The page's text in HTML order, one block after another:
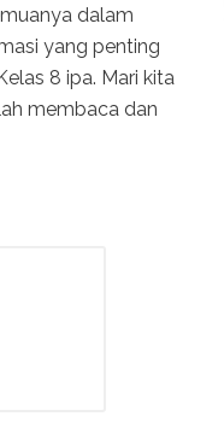
dalam
yang penting
8 ipa. Mari kita
membaca dan